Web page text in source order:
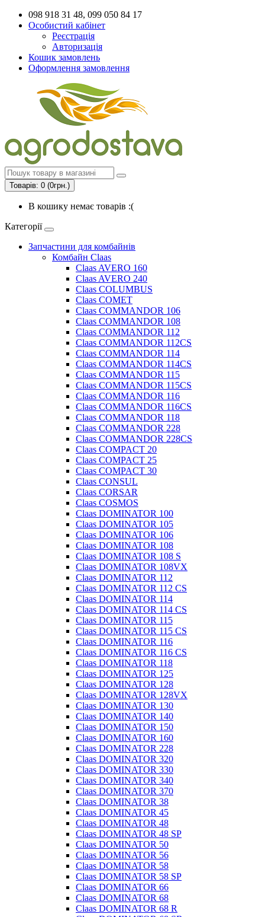
098 918 31 48, 099 050 84 17
Особистий кабінет
Реєстрація
Авторизація
Кошик замовлень
Оформлення замовлення
Товарів: 0 (0грн.)
В кошику немає товарів :(
Категорії
Запчастини для комбайнів
Комбайн Claas
Claas AVERO 160
Claas AVERO 240
Claas COLUMBUS
Claas COMET
Claas COMMANDOR 106
Claas COMMANDOR 108
Claas COMMANDOR 112
Claas COMMANDOR 112CS
Claas COMMANDOR 114
Claas COMMANDOR 114CS
Claas COMMANDOR 115
Claas COMMANDOR 115CS
Claas COMMANDOR 116
Claas COMMANDOR 116CS
Claas COMMANDOR 118
Claas COMMANDOR 228
Claas COMMANDOR 228CS
Claas COMPACT 20
Claas COMPACT 25
Claas COMPACT 30
Claas CONSUL
Claas CORSAR
Claas COSMOS
Claas DOMINATOR 100
Claas DOMINATOR 105
Claas DOMINATOR 106
Claas DOMINATOR 108
Claas DOMINATOR 108 S
Claas DOMINATOR 108VX
Claas DOMINATOR 112
Claas DOMINATOR 112 CS
Claas DOMINATOR 114
Claas DOMINATOR 114 CS
Claas DOMINATOR 115
Claas DOMINATOR 115 CS
Claas DOMINATOR 116
Claas DOMINATOR 116 CS
Claas DOMINATOR 118
Claas DOMINATOR 125
Claas DOMINATOR 128
Claas DOMINATOR 128VX
Claas DOMINATOR 130
Claas DOMINATOR 140
Claas DOMINATOR 150
Claas DOMINATOR 160
Claas DOMINATOR 228
Claas DOMINATOR 320
Claas DOMINATOR 330
Claas DOMINATOR 340
Claas DOMINATOR 370
Claas DOMINATOR 38
Claas DOMINATOR 45
Claas DOMINATOR 48
Claas DOMINATOR 48 SP
Claas DOMINATOR 50
Claas DOMINATOR 56
Claas DOMINATOR 58
Claas DOMINATOR 58 SP
Claas DOMINATOR 66
Claas DOMINATOR 68
Claas DOMINATOR 68 R